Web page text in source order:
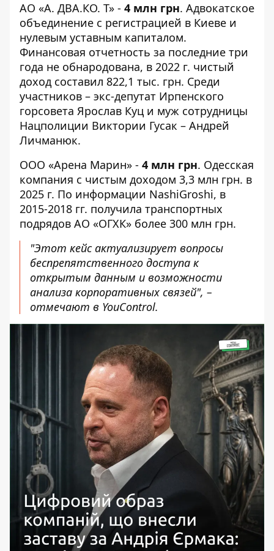
АО «А. ДВА.КО. Т» - 4 млн грн. Адвокатское
объединение с регистрацией в Киеве и
нулевым уставным капиталом.
Финансовая отчетность за последние три
года не обнародована, в 2022 г. чистый
доход составил 822,1 тыс. грн. Среди
участников – экс-депутат Ирпенского
горсовета Ярослав Куц и муж сотрудницы
Нацполиции Виктории Гусак – Андрей
Личманюк.
ООО «Арена Марин» - 4 млн грн. Одесская
компания с чистым доходом 3,3 млн грн. в
2025 г. По информации NashiGroshi, в
2015-2018 гг. получила транспортных
подрядов АО «ОГХК» более 300 млн грн.
"Этот кейс актуализирует вопросы
беспрепятственного доступа к
открытым данным и возможности
анализа корпоративных связей", –
отмечают в YouControl.